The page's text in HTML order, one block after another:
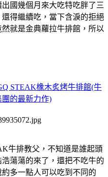
國幾個月來大吃特吃胖了三
得繼續吃，當下含淚的拒絕
就是金典蘿拉牛排館，所以
STEAK橡木炙烤牛排館(牛
的最新力作)
牛排教父，不知道是誰起頭
蕩蕩的來了，還把不吃牛的
多一點人可以吃到不同的